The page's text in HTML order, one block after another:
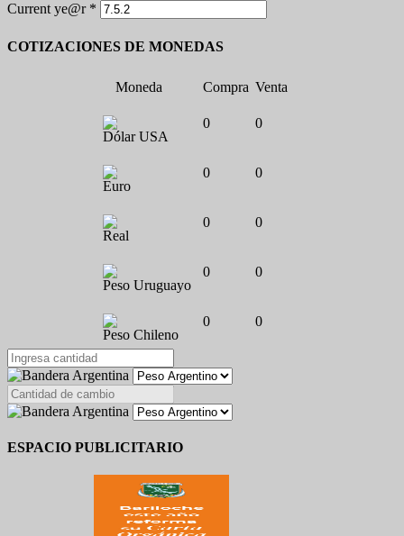
Current ye@r *
COTIZACIONES DE MONEDAS
Moneda Compra Venta
Dólar USA
0 0
Euro
0 0
Real
0 0
Peso Uruguayo
0 0
Peso Chileno
0 0
ESPACIO PUBLICITARIO